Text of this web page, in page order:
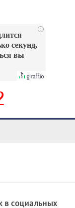
i
секунд,
вы
в социальных